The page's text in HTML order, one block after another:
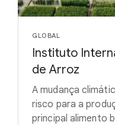
GLOBAL
Instituto
de Arroz
A mudança
risco para a
principal alimento